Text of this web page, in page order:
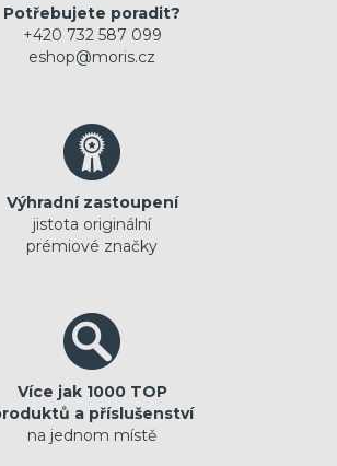
Potřebujete poradit?
+420 732 587 099
eshop@moris.cz
Výhradní zastoupení
jistota originální
prémiové značky
Více jak 1000 TOP
a příslušenství
na jednom místě